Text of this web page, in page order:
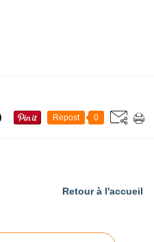
Repost 0
Retour à l'accueil